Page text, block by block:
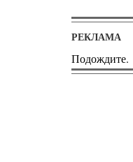
РЕКЛАМА
Подождите.